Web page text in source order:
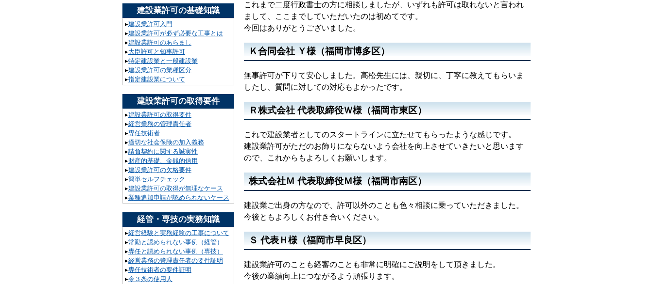
これまで二度行政書士の方に相談しましたが、いずれも許可は取れないと言われ
まして、ここまでしていただいたのは初めてです。
今回はありがとうございました。
Ｋ合同会社 Ｙ様（福岡市博多区）
無事許可が下りて安心しました。高松先生には、親切に、丁寧に教えてもらいま
したし、質問に対しての対応もよかったです。
Ｒ株式会社 代表取締役Ｗ様（福岡市東区）
これで建設業者としてのスタートラインに立たせてもらったような感じです。
建設業許可がただのお飾りにならないよう会社を向上させていきたいと思います
ので、これからもよろしくお願いします。
株式会社Ｍ 代表取締役Ｍ様（福岡市南区）
建設業ご出身の方なので、許可以外のことも色々相談に乗っていただきました。
今後ともよろしくお付き合いください。
Ｓ 代表Ｈ様（福岡市早良区）
建設業許可のことも経審のことも非常に明確にご説明をして頂きました。
今後の業績向上につながるよう頑張ります。
建設業許可の基礎知識
▸建設業許可入門
▸建設業許可が必ず必要な工事とは
▸建設業許可のあらまし
▸大臣許可と知事許可
▸特定建設業と一般建設業
▸建設業許可の業種区分
▸指定建設業について
建設業許可の取得要件
▸建設業許可の取得要件
▸経営業務の管理責任者
▸専任技術者
▸適切な社会保険の加入義務
▸請負契約に関する誠実性
▸財産的基礎、金銭的信用
▸建設業許可の欠格要件
▸簡単セルフチェック
▸建設業許可の取得が無理なケース
▸業種追加申請が認められないケース
経管・専技の実務知識
▸経営経験と実務経験の工事について
▸常勤と認められない事例（経管）
▸専任と認められない事例（専技）
▸経営業務の管理責任者の要件証明
▸専任技術者の要件証明
▸令３条の使用人